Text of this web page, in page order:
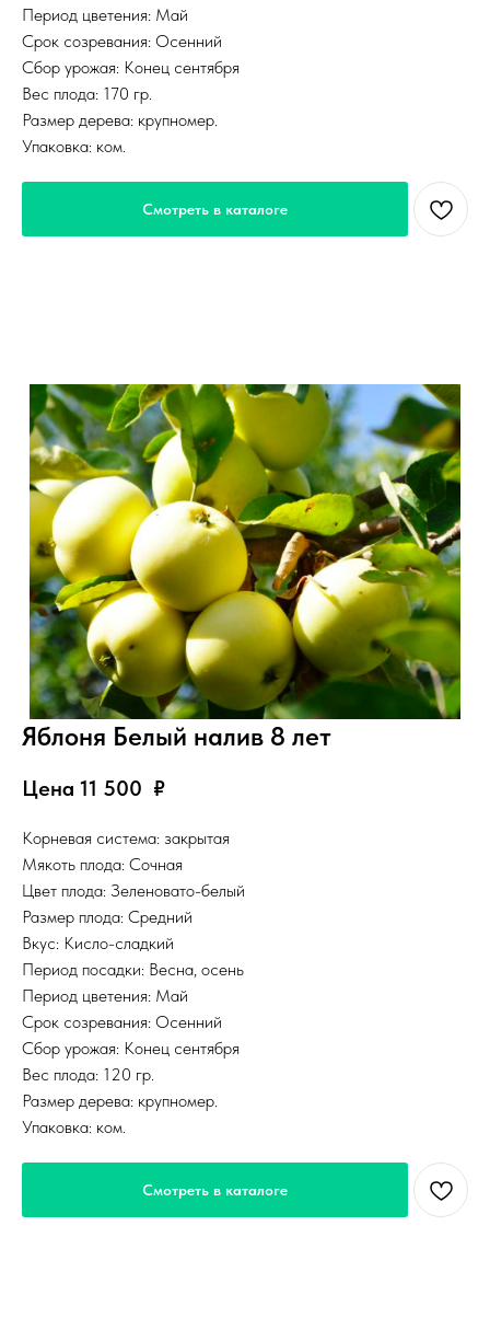
Период цветения: Май
Срок созревания: Осенний
Сбор урожая: Конец сентября
Вес плода: 170 гр.
Размер дерева: крупномер.
Упаковка: ком.
Смотреть в каталоге
Яблоня Белый налив 8 лет
Цена 11 500 ₽
Корневая система: закрытая
Мякоть плода: Сочная
Цвет плода: Зеленовато-белый
Размер плода: Средний
Вкус: Кисло-сладкий
Период посадки: Весна, осень
Период цветения: Май
Срок созревания: Осенний
Сбор урожая: Конец сентября
Вес плода: 120 гр.
Размер дерева: крупномер.
Упаковка: ком.
Смотреть в каталоге